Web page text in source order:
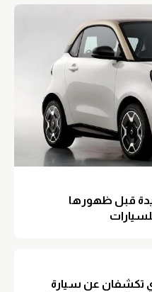
سمارت 2 الجديدة قبل ظهورها
تكشفان عن سيارة